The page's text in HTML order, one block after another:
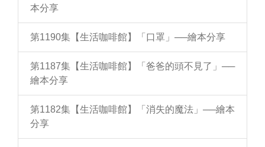
本分享
第1190集【生活咖啡館】「口罩」──繪本分享
第1187集【生活咖啡館】「爸爸的頭不見了」──
繪本分享
第1182集【生活咖啡館】「消失的魔法」──繪本
分享